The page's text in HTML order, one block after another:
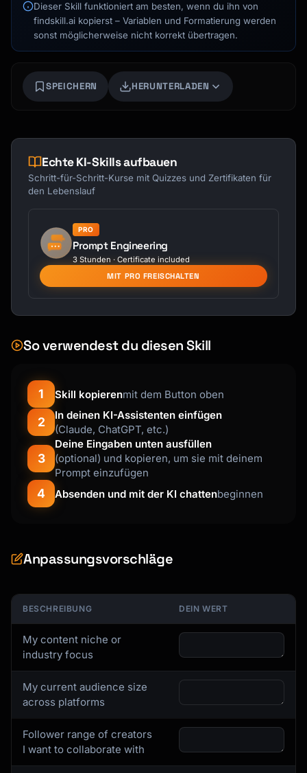
Dieser Skill funktioniert am besten, wenn du ihn von
findskill.ai kopierst – Variablen und Formatierung werden
sonst möglicherweise nicht korrekt übertragen.
SPEICHERN HERUNTERLADEN
Echte KI-Skills aufbauen
Schritt-für-Schritt-Kurse mit Quizzes und Zertifikaten für
den Lebenslauf
PRO
Prompt Engineering
3 Stunden · Certificate included
MIT PRO FREISCHALTEN
So verwendest du diesen Skill
1 Skill kopierenmit dem Button oben
2
In deinen KI-Assistenten einfügen
(Claude, ChatGPT, etc.)
3
Deine Eingaben unten ausfüllen
(optional) und kopieren, um sie mit deinem
Prompt einzufügen
4 Absenden und mit der KI chattenbeginnen
Anpassungsvorschläge
BESCHREIBUNG DEIN WERT
My content niche or
industry focus
My current audience size
across platforms
Follower range of creators
I want to collaborate with